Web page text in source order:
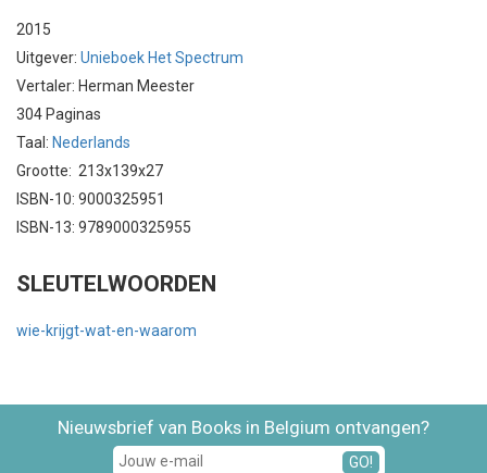
2015
Uitgever: Unieboek Het Spectrum
Vertaler: Herman Meester
304 Paginas
Taal: Nederlands
Grootte: 213x139x27
ISBN-10: 9000325951
ISBN-13: 9789000325955
SLEUTELWOORDEN
wie-krijgt-wat-en-waarom
Nieuwsbrief van Books in Belgium ontvangen?
GO!